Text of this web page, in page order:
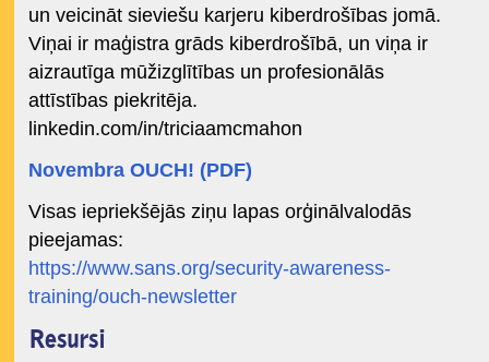
un veicināt sieviešu karjeru kiberdrošības jomā.
Viņai ir maģistra grāds kiberdrošībā, un viņa ir
aizrautīga mūžizglītības un profesionālās
attīstības piekritēja.
linkedin.com/in/triciaamcmahon
Novembra OUCH! (PDF)
Visas iepriekšējās ziņu lapas orģinālvalodās
pieejamas:
https://www.sans.org/security-awareness-
training/ouch-newsletter
Resursi